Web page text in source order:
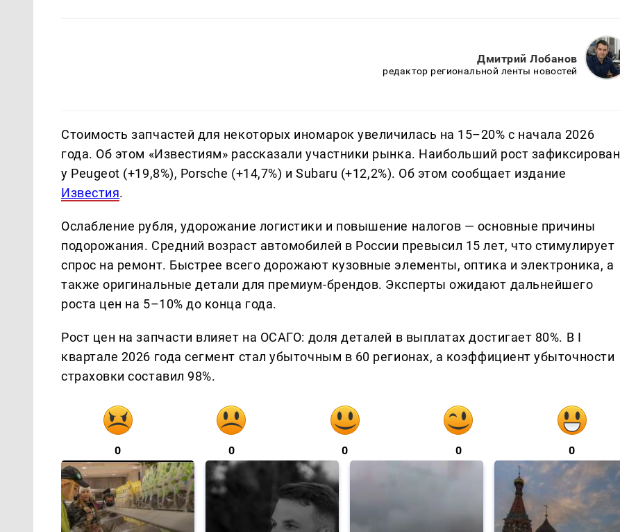
Дмитрий Лобанов
редактор региональной ленты новостей
Стоимость запчастей для некоторых иномарок увеличилась на 15–20% с начала 2026
года. Об этом «Известиям» рассказали участники рынка. Наибольший рост зафиксирован
у Peugeot (+19,8%), Porsche (+14,7%) и Subaru (+12,2%). Об этом сообщает издание
Известия.
Ослабление рубля, удорожание логистики и повышение налогов — основные причины
подорожания. Средний возраст автомобилей в России превысил 15 лет, что стимулирует
спрос на ремонт. Быстрее всего дорожают кузовные элементы, оптика и электроника, а
также оригинальные детали для премиум-брендов. Эксперты ожидают дальнейшего
роста цен на 5–10% до конца года.
Рост цен на запчасти влияет на ОСАГО: доля деталей в выплатах достигает 80%. В I
квартале 2026 года сегмент стал убыточным в 60 регионах, а коэффициент убыточности
страховки составил 98%.
0 0 0 0 0